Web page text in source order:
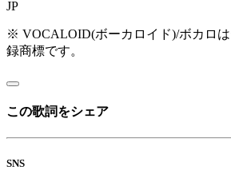
JP
※ VOCALOID(ボーカロイド)/ボカロ
録商標です。
この歌詞をシェア
SNS